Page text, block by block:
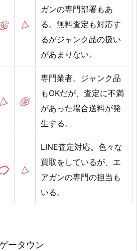
ガンの専門部署もあ
る。無料査定も対応す
るがジャンク品の扱い
があまりない。
専門業者。ジャンク品
もOKだが、査定に不満
があった場合送料が発
生する。
LINE査定対応。色々な
買取をしているが、エ
アガンの専門の担当も
いる。
ータウン